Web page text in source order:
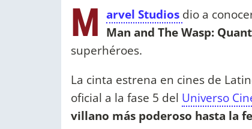
M arvel Studios dio a
Man and The Wasp:
superhéroes.
La cinta estrena en cines de
oficial a la fase 5 del Universo
villano más poderoso hasta la